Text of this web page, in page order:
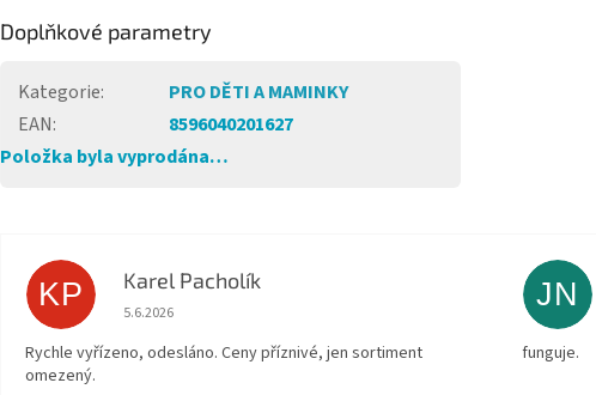
Doplňkové parametry
Kategorie:
PRO DĚTI A MAMINKY
EAN:
8596040201627
Položka byla vyprodána…
KP Karel Pacholík
Hodnocení obchodu je 4 z 5 hvězdiček.
5.6.2026
Rychle vyřízeno, odesláno. Ceny příznivé, jen sortiment
omezený.
JN
funguje.